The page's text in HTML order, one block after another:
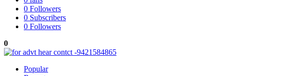
0 Followers
0 Subscribers
0 Followers
0
Popular